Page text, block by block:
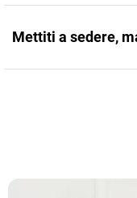
Mettiti a sedere,